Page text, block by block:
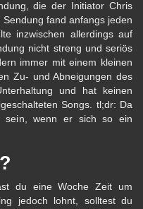
die der Initiator Chris
fand anfangs jeden
inzwischen allerdings auf
nicht streng und seriös
immer mit einem kleinen
Zu- und Abneigungen des
und hat keinen
Songs. tl;dr: Da
sein, wenn er sich so ein
du eine Woche Zeit um
jedoch lohnt, solltest du